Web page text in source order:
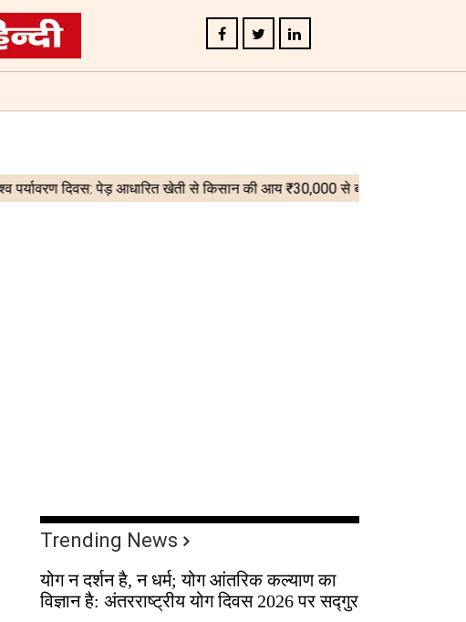
Trending News
योग न दर्शन है, न धर्म; योग आंतरिक कल्याण का
विज्ञान है: अंतरराष्ट्रीय योग दिवस 2026 पर सद्गुर